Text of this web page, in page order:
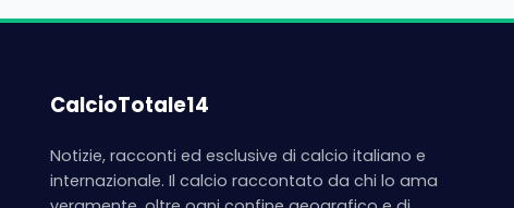
CalcioTotale14
Notizie, racconti ed esclusive di calcio italiano e
internazionale. Il calcio raccontato da chi lo ama